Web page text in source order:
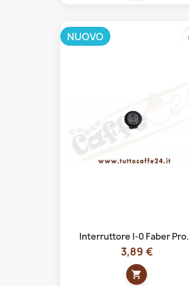
Interruttore I-0 Faber
3,89 €
shopping_cart
NUOVO